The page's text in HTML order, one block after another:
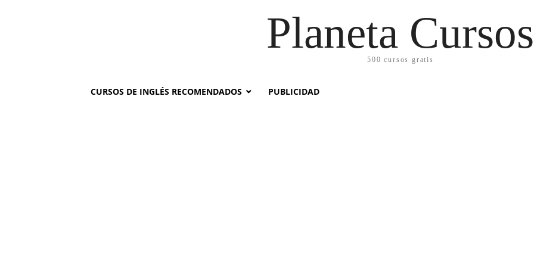
Planeta Cursos
500 cursos gratis
CURSOS DE INGLÉS RECOMENDADOS PUBLICIDAD